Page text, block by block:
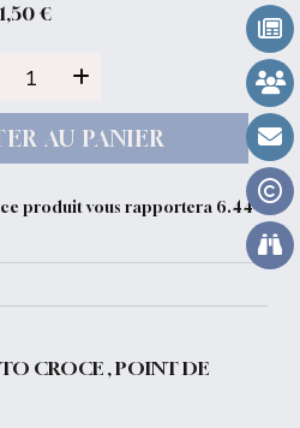
€
AU PANIER
produit vous rapportera 6.44
CROCE , POINT DE